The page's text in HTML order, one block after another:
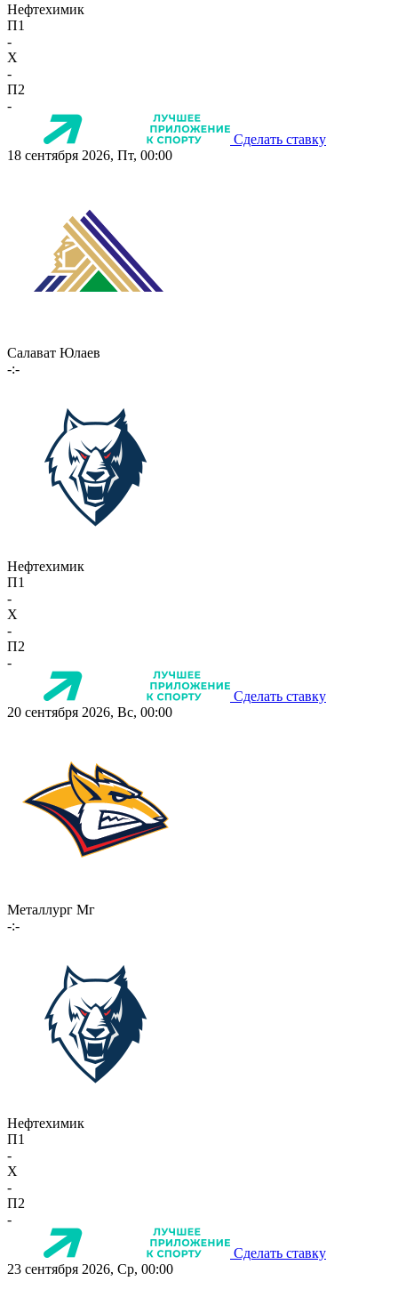
Нефтехимик
П1
-
X
-
П2
-
Сделать ставку
18 сентября 2026, Пт, 00:00
Салават Юлаев
-:-
Нефтехимик
П1
-
X
-
П2
-
Сделать ставку
20 сентября 2026, Вс, 00:00
Металлург Мг
-:-
Нефтехимик
П1
-
X
-
П2
-
Сделать ставку
23 сентября 2026, Ср, 00:00